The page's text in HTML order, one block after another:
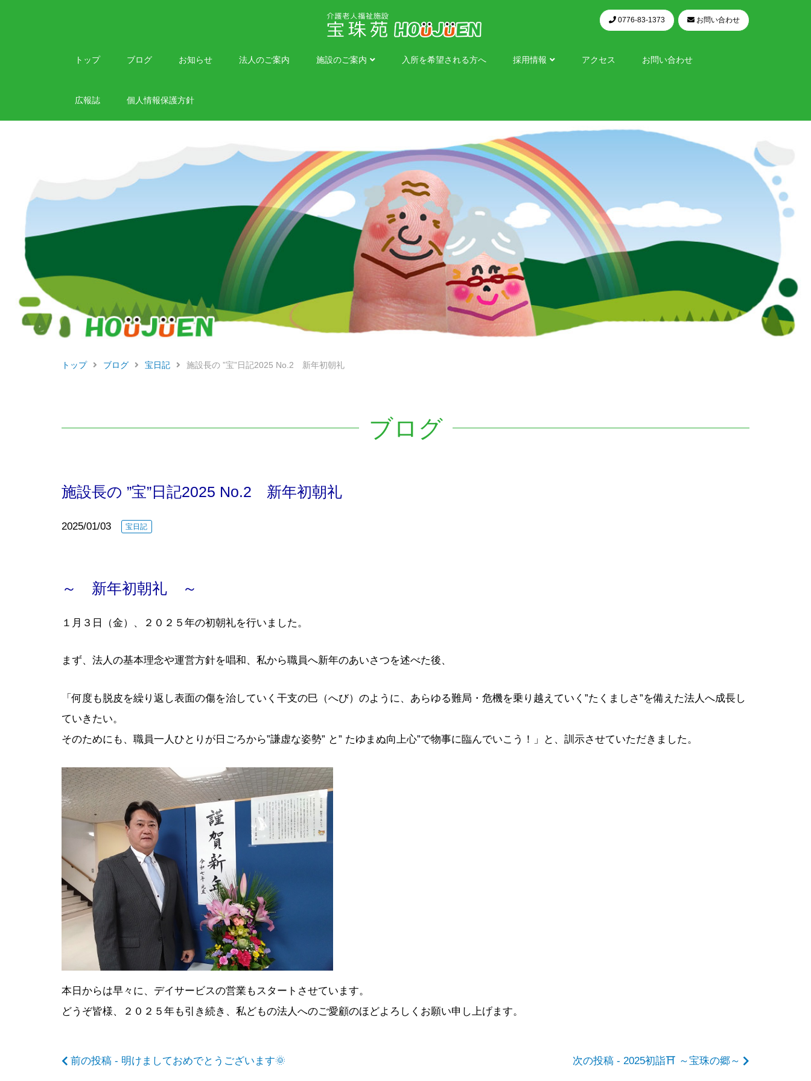
0776-83-1373 お問い合わせ
トップ ブログ お知らせ 法人のご案内 施設のご案内 入所を希望される方へ 採用情報 アクセス お問い合わせ
広報誌 個人情報保護方針
トップ ブログ 宝日記 施設長の ”宝”日記2025 No.2 新年初朝礼
ブログ
施設長の ”宝”日記2025 No.2 新年初朝礼
2025/01/03 宝日記
～ 新年初朝礼 ～
１月３日（金）、２０２５年の初朝礼を行いました。
まず、法人の基本理念や運営方針を唱和、私から職員へ新年のあいさつを述べた後、
「何度も脱皮を繰り返し表面の傷を治していく干支の巳（へび）のように、あらゆる難局・危機を乗り越えていく”たくましさ”を備えた法人へ成長し
ていきたい。
そのためにも、職員一人ひとりが日ごろから”謙虚な姿勢” と” たゆまぬ向上心”で物事に臨んでいこう！」と、訓示させていただきました。
本日からは早々に、デイサービスの営業もスタートさせています。
どうぞ皆様、２０２５年も引き続き、私どもの法人へのご愛顧のほどよろしくお願い申し上げます。
前
後
の
記
へ
前の投稿 - 明けましておめでとうございます🌞 次の投稿 - 2025初詣⛩ ～宝珠の郷～